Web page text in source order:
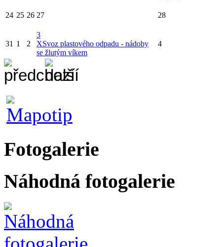
24 25 26 27 28
31 1 2
3
XSvoz plastového odpadu - nádoby
se žlutým víkem
4
Fotogalerie
Náhodná fotogalerie